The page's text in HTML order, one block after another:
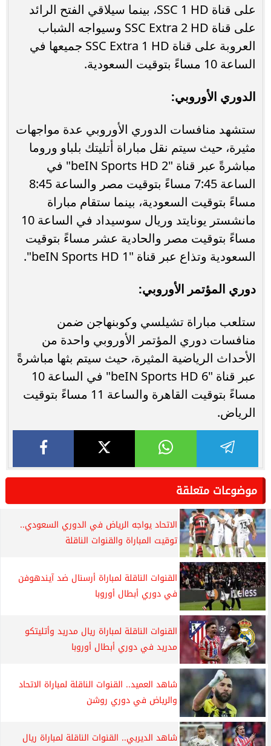
على قناة SSC 1 HD، بينما سيلاقي الفتح الرائد
على قناة SSC Extra 2 HD وسيواجه الشباب
العروبة على قناة SSC Extra 1 HD جميعها في
الساعة 10 مساءً بتوقيت السعودية.
الدوري الأوروبي:
ستشهد منافسات الدوري الأوروبي عدة مواجهات
مثيرة، حيث سيتم نقل مباراة أتليتك بلباو وروما
مباشرةً عبر قناة "beIN Sports HD 2" في
الساعة 7:45 مساءً بتوقيت مصر والساعة 8:45
مساءً بتوقيت السعودية، بينما ستقام مباراة
مانشستر يونايتد وريال سوسيداد في الساعة 10
مساءً بتوقيت مصر والحادية عشر مساءً بتوقيت
السعودية وتذاع عبر قناة "beIN Sports HD 1".
دوري المؤتمر الأوروبي:
ستلعب مباراة تشيلسي وكوبنهاجن ضمن
منافسات دوري المؤتمر الأوروبي واحدة من
الأحداث الرياضية المثيرة، حيث سيتم بثها مباشرةً
عبر قناة "beIN Sports HD 6" في الساعة 10
مساءً بتوقيت القاهرة والساعة 11 مساءً بتوقيت
الرياض.
موضوعات متعلقة
الاتحاد يواجه الرياض في الدوري السعودي..
توقيت المباراة والقنوات الناقلة
القنوات الناقلة لمباراة أرسنال ضد آيندهوفن
في دوري أبطال أوروبا
القنوات الناقلة لمباراة ريال مدريد وأتليتكو
مدريد في دوري أبطال أوروبا
شاهد العميد.. القنوات الناقلة لمباراة الاتحاد
والرياض في دوري روشن
شاهد الديربي.. القنوات الناقلة لمباراة ريال